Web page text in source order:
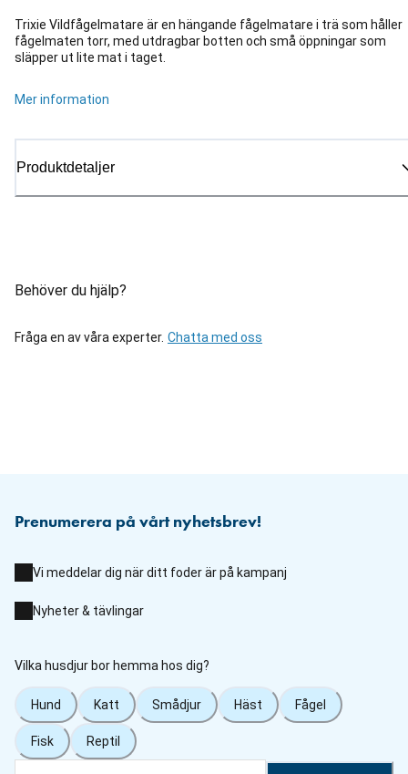
Trixie Vildfågelmatare är en hängande fågelmatare i trä som håller
fågelmaten torr, med utdragbar botten och små öppningar som
släpper ut lite mat i taget.
Mer information
Produktdetaljer
Behöver du hjälp?
Fråga en av våra experter. Chatta med oss
Prenumerera på vårt nyhetsbrev!
Vi meddelar dig när ditt foder är på kampanj
Nyheter & tävlingar
Vilka husdjur bor hemma hos dig?
Hund Katt Smådjur Häst Fågel
Fisk Reptil